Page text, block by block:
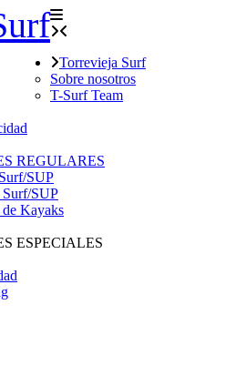
Torrevieja Surf
Sobre nosotros
T-Surf Team
REGULARES
SUP
SUP
Kayaks
ESPECIALES